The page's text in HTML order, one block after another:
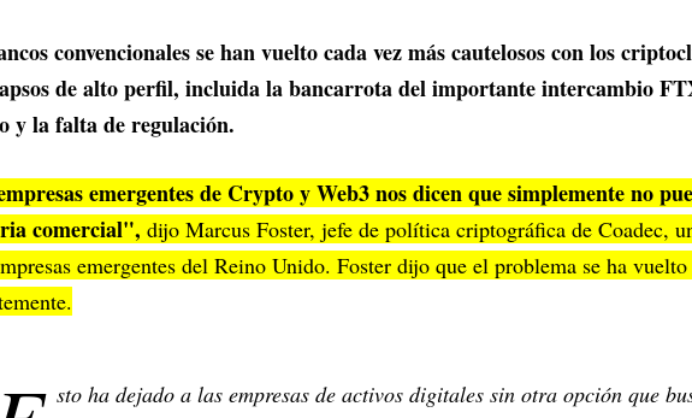
convencionales se han vuelto cada vez más cautelosos con los
de alto perfil, incluida la bancarrota del importante intercambio
y la falta de regulación.
emergentes de Crypto y Web3 nos dicen que simplemente no
comercial", dijo Marcus Foster, jefe de política criptográfica de Coadec,
emergentes del Reino Unido. Foster dijo que el problema se ha vuelto
sto ha dejado a las empresas de activos digitales sin otra opción que